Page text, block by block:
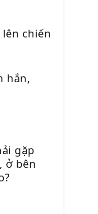
chiến
hắn,
gặp
ở bên